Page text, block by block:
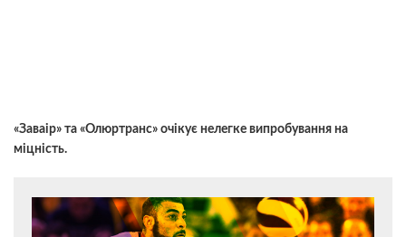
«Заваір» та «Олюртранс» очікує нелегке випробування на
міцність.